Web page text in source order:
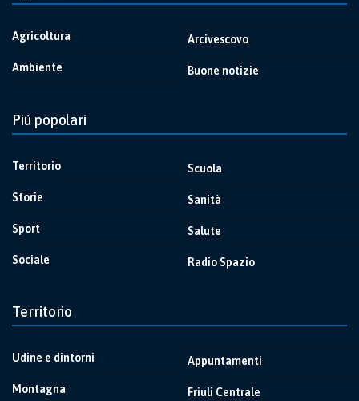
Agricoltura
Ambiente
Arcivescovo
Buone notizie
Più popolari
Territorio
Storie
Sport
Sociale
Scuola
Sanità
Salute
Radio Spazio
Territorio
Udine e dintorni
Montagna
Appuntamenti
Friuli Centrale